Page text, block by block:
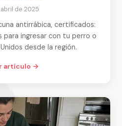
de 2025
antirrábica, certificados:
ingresar con tu perro o
desde la región.
artículo →